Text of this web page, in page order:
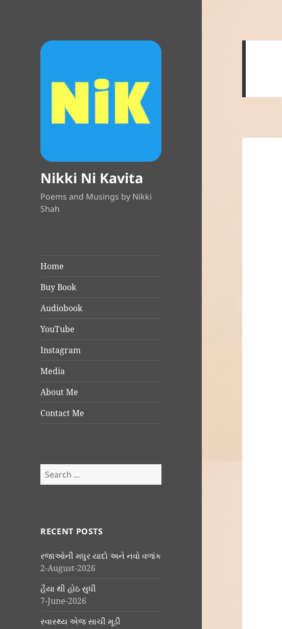
Nikki Ni Kavita
Poems and Musings by Nikki
Shah
Home
Buy Book
Audiobook
YouTube
Instagram
Media
About Me
Contact Me
Search
for:
RECENT POSTS
રજાઓની મધુર યાદો અને નવો વળાંક
2-August-2026
હૈયા થી હોઠ સુધી
7-June-2026
સ્વાસ્થ્ય એજ સાચી મૂડી